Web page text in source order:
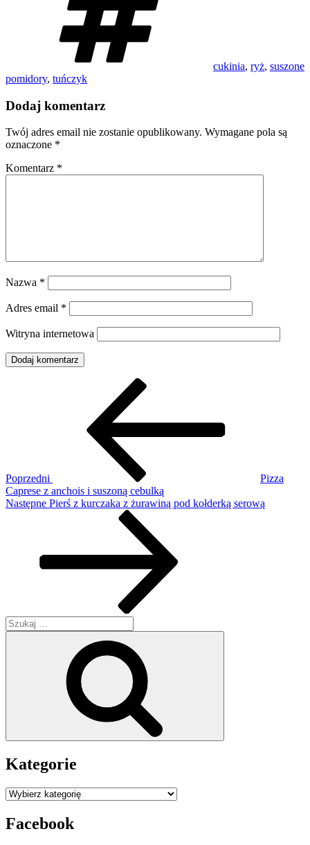
cukinia, ryż, suszone
pomidory, tuńczyk
Dodaj komentarz
Twój adres email nie zostanie opublikowany. Wymagane pola są
oznaczone *
Komentarz *
Nazwa *
Adres email *
Witryna internetowa
Poprzedni
Pizza
Caprese z anchois i suszoną cebulką
Następny
Następne Pierś z kurczaka z żurawiną pod kołderką serową
Szukaj:
Kategorie
Kategorie
Facebook